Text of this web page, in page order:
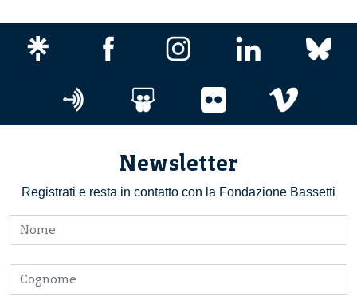
Newsletter
Registrati e resta in contatto con la Fondazione Bassetti